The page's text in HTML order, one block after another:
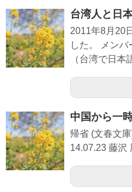
台湾人と日
2011年8月20
した。 メン
（台湾で日本
中国から一
帰省 (文春文
14.07.23 藤沢